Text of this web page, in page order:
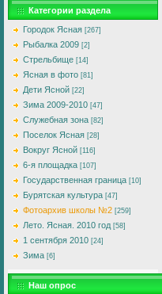
Категории раздела
Городок Ясная [267]
Рыбалка 2009 [2]
Стрельбище [14]
Ясная в фото [81]
Дети Ясной [22]
Зима 2009-2010 [47]
Служебная зона [82]
Поселок Ясная [28]
Вокруг Ясной [116]
6-я площадка [107]
Государственная граница [10]
Бурятская культура [47]
Фотоархив школы №2 [259]
Лето. Ясная. 2010 год [58]
1 сентября 2010 [24]
Зима [6]
Наш опрос